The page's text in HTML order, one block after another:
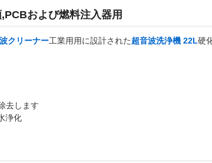
および燃料注入器用
クリーナー工業用用に設計された超音波洗浄機 22L硬
去します
浄化